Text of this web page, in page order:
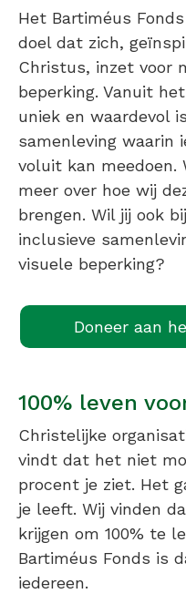
Het Bartiméus
doel dat zich,
Christus, inzet voor
beperking. Vanuit
uniek en waardevol
samenleving waarin
voluit kan meedoen.
meer over hoe wij
brengen. Wil jij ook
inclusieve
visuele beperking?
Doneer aan
100% leven
Christelijke
vindt dat het niet
procent je ziet. Het
je leeft. Wij vinden
krijgen om 100% te
Bartiméus Fonds is
iedereen.